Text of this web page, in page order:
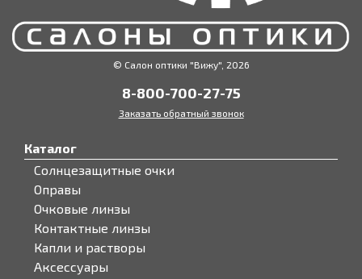
© Салон оптики "Вижу", 2026
8-800-700-27-75
Заказать обратный звонок
Каталог
Солнцезащитные очки
Оправы
Очковые линзы
Контактные линзы
Капли и растворы
Аксессуары